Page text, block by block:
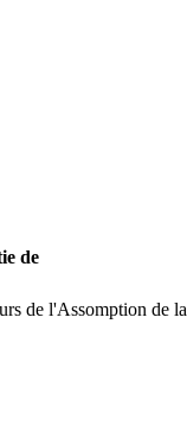
de
de l'Assomption de la